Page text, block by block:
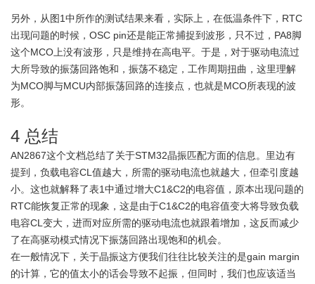
另外，从图1中所作的测试结果来看，实际上，在低温条件下，RTC
出现问题的时候，OSC pin还是能正常捕捉到波形，只不过，PA8脚
这个MCO上没有波形，只是维持在高电平。于是，对于驱动电流过
大所导致的振荡回路饱和，振荡不稳定，工作周期扭曲，这里理解
为MCO脚与MCU内部振荡回路的连接点，也就是MCO所表现的波
形。
4 总结
AN2867这个文档总结了关于STM32晶振匹配方面的信息。里边有
提到，负载电容CL值越大，所需的驱动电流也就越大，但牵引度越
小。这也就解释了表1中通过增大C1&C2的电容值，原本出现问题的
RTC能恢复正常的现象，这是由于C1&C2的电容值变大将导致负载
电容CL变大，进而对应所需的驱动电流也就跟着增加，这反而减少
了在高驱动模式情况下振荡回路出现饱和的机会。
在一般情况下，关于晶振这方便我们往往比较关注的是gain margin
的计算，它的值太小的话会导致不起振，但同时，我们也应该适当